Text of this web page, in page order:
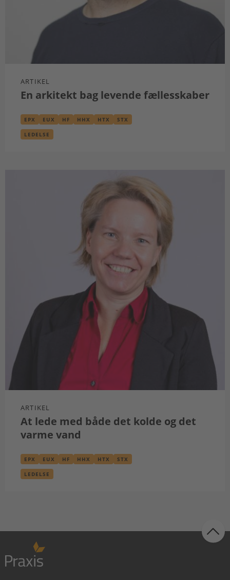
ARTIKEL
En arkitekt bag levende fællesskaber
EPX EUX HF HHX HTX STX
LEDELSE
ARTIKEL
At lede med både det kolde og det
varme vand
EPX EUX HF HHX HTX STX
LEDELSE